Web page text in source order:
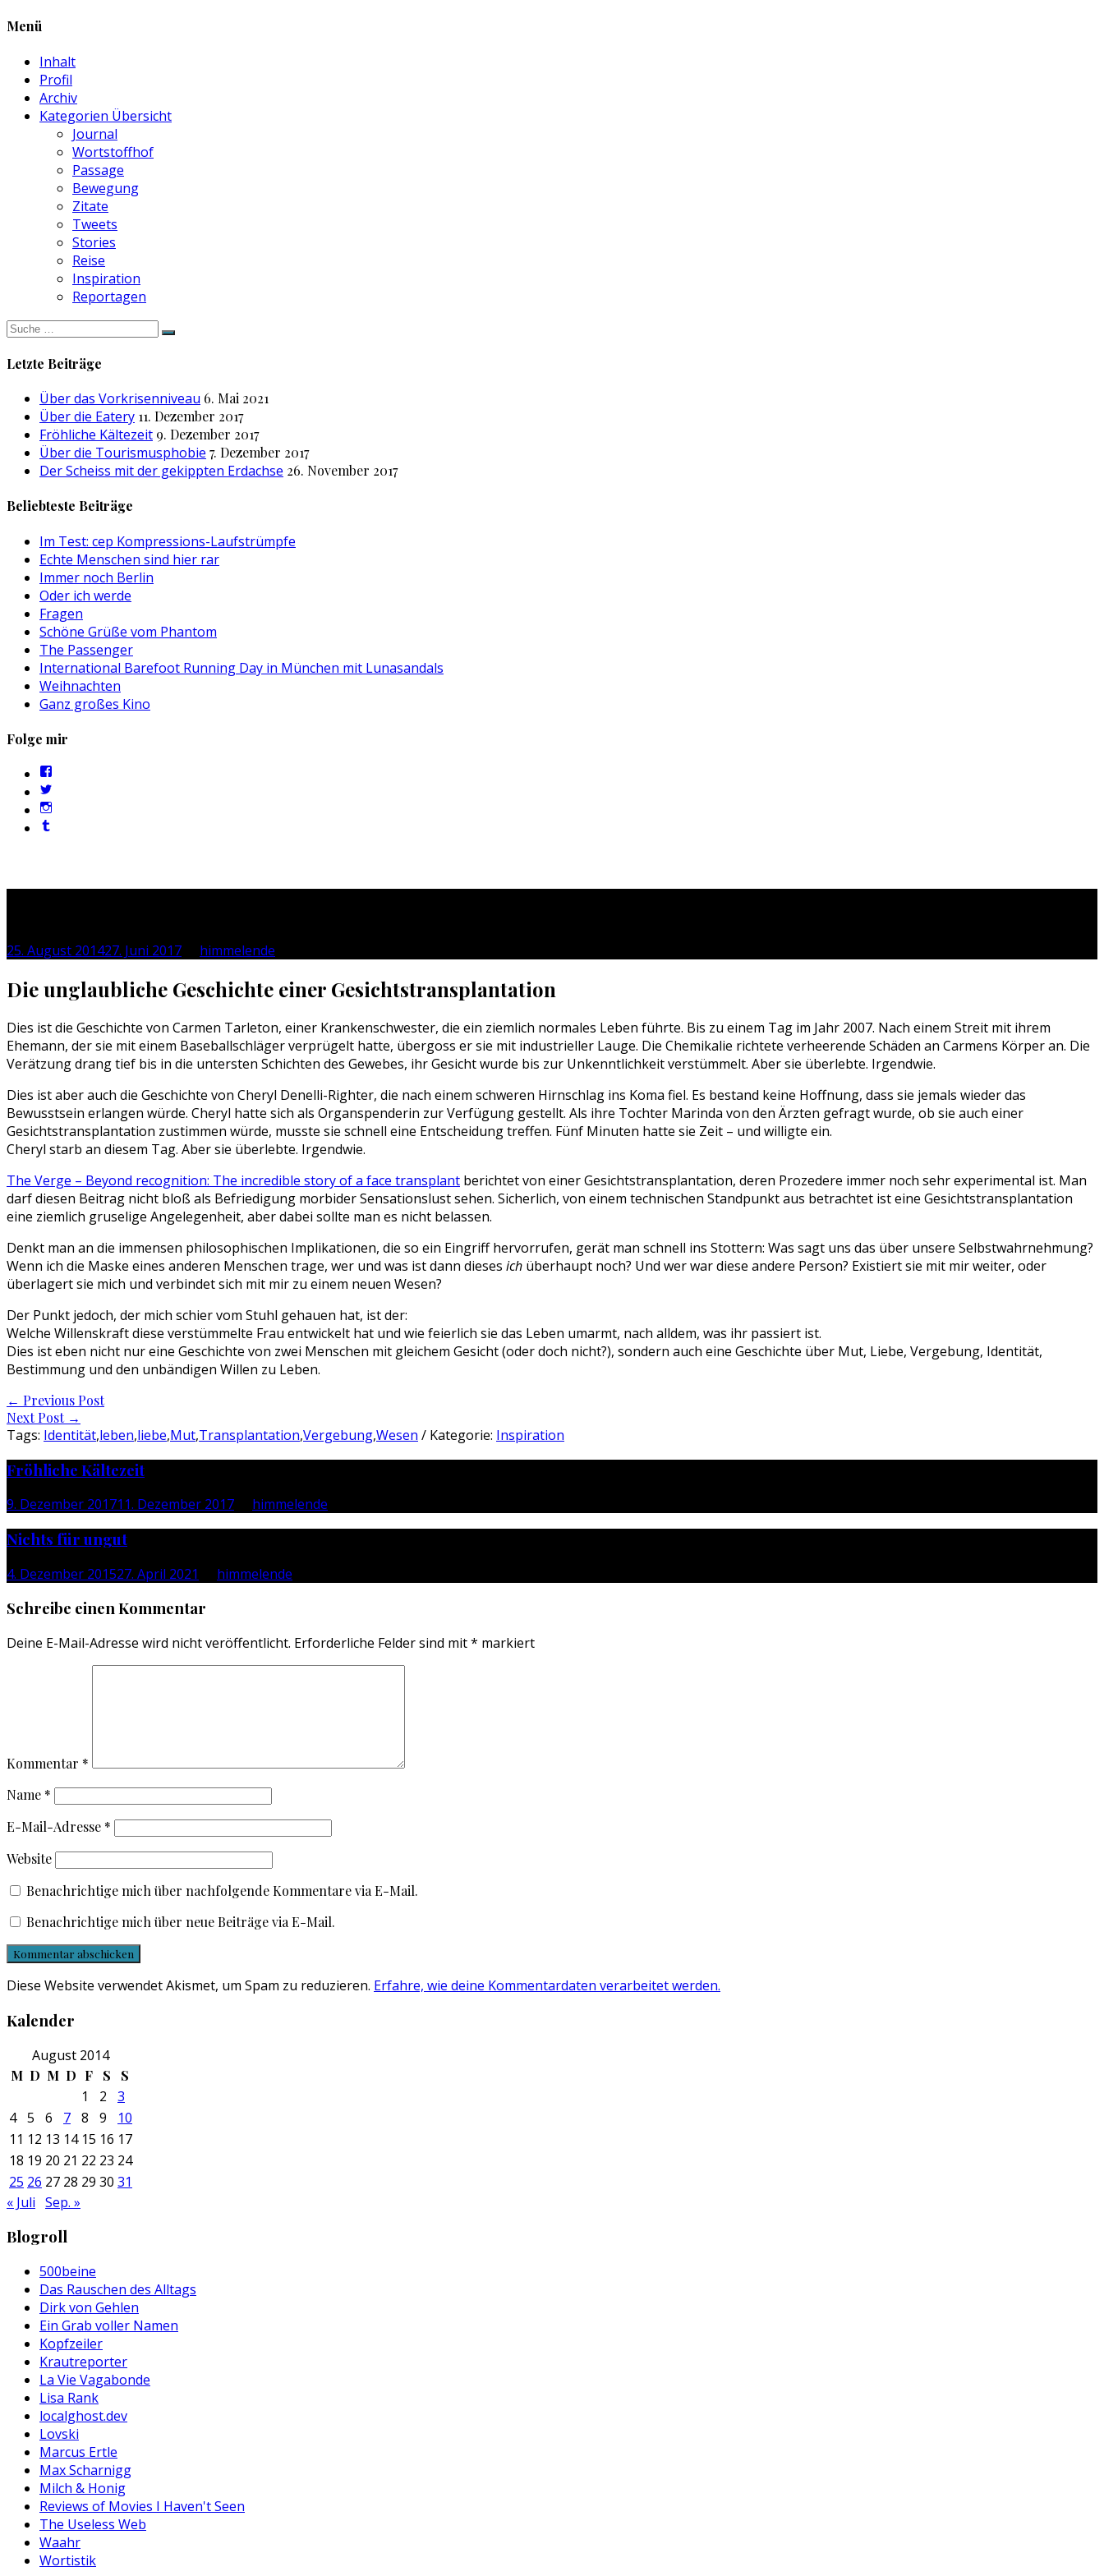
Menü
Inhalt
Profil
Archiv
Kategorien Übersicht
Journal
Wortstoffhof
Passage
Bewegung
Zitate
Tweets
Stories
Reise
Inspiration
Reportagen
Suche
nach:
Letzte Beiträge
Über das Vorkrisenniveau 6. Mai 2021
Über die Eatery 11. Dezember 2017
Fröhliche Kältezeit 9. Dezember 2017
Über die Tourismusphobie 7. Dezember 2017
Der Scheiss mit der gekippten Erdachse 26. November 2017
Beliebteste Beiträge
Im Test: cep Kompressions-Laufstrümpfe
Echte Menschen sind hier rar
Immer noch Berlin
Oder ich werde
Fragen
Schöne Grüße vom Phantom
The Passenger
International Barefoot Running Day in München mit Lunasandals
Weihnachten
Ganz großes Kino
Folge mir
anzeigen
25. August 201427. Juni 2017 himmelende
Die unglaubliche Geschichte einer Gesichtstransplantation
Dies ist die Geschichte von Carmen Tarleton, einer Krankenschwester, die ein ziemlich normales Leben führte. Bis zu einem Tag im Jahr 2007. Nach einem Streit mit ihrem
Ehemann, der sie mit einem Baseballschläger verprügelt hatte, übergoss er sie mit industrieller Lauge. Die Chemikalie richtete verheerende Schäden an Carmens Körper an. Die
Verätzung drang tief bis in die untersten Schichten des Gewebes, ihr Gesicht wurde bis zur Unkenntlichkeit verstümmelt. Aber sie überlebte. Irgendwie.
Dies ist aber auch die Geschichte von Cheryl Denelli-Righter, die nach einem schweren Hirnschlag ins Koma fiel. Es bestand keine Hoffnung, dass sie jemals wieder das
Bewusstsein erlangen würde. Cheryl hatte sich als Organspenderin zur Verfügung gestellt. Als ihre Tochter Marinda von den Ärzten gefragt wurde, ob sie auch einer
Gesichtstransplantation zustimmen würde, musste sie schnell eine Entscheidung treffen. Fünf Minuten hatte sie Zeit – und willigte ein.
Cheryl starb an diesem Tag. Aber sie überlebte. Irgendwie.
The Verge – Beyond recognition: The incredible story of a face transplant berichtet von einer Gesichtstransplantation, deren Prozedere immer noch sehr experimental ist. Man
darf diesen Beitrag nicht bloß als Befriedigung morbider Sensationslust sehen. Sicherlich, von einem technischen Standpunkt aus betrachtet ist eine Gesichtstransplantation
eine ziemlich gruselige Angelegenheit, aber dabei sollte man es nicht belassen.
Denkt man an die immensen philosophischen Implikationen, die so ein Eingriff hervorrufen, gerät man schnell ins Stottern: Was sagt uns das über unsere Selbstwahrnehmung?
Wenn ich die Maske eines anderen Menschen trage, wer und was ist dann dieses ich überhaupt noch? Und wer war diese andere Person? Existiert sie mit mir weiter, oder
überlagert sie mich und verbindet sich mit mir zu einem neuen Wesen?
Der Punkt jedoch, der mich schier vom Stuhl gehauen hat, ist der:
Welche Willenskraft diese verstümmelte Frau entwickelt hat und wie feierlich sie das Leben umarmt, nach alldem, was ihr passiert ist.
Dies ist eben nicht nur eine Geschichte von zwei Menschen mit gleichem Gesicht (oder doch nicht?), sondern auch eine Geschichte über Mut, Liebe, Vergebung, Identität,
Bestimmung und den unbändigen Willen zu Leben.
Post
navigation
← Previous Post
Next Post →
Tags: Identität,leben,liebe,Mut,Transplantation,Vergebung,Wesen / Kategorie: Inspiration
Fröhliche Kältezeit
9. Dezember 201711. Dezember 2017 himmelende
Nichts für ungut
4. Dezember 201527. April 2021 himmelende
Schreibe einen Kommentar
Deine E-Mail-Adresse wird nicht veröffentlicht. Erforderliche Felder sind mit* markiert
Kommentar *
Name *
E-Mail-Adresse *
Website
Benachrichtige mich über nachfolgende Kommentare via E-Mail.
Benachrichtige mich über neue Beiträge via E-Mail.
Diese Website verwendet Akismet, um Spam zu reduzieren. Erfahre, wie deine Kommentardaten verarbeitet werden.
Kalender
August 2014
M D M D F S S
1 2
3
4 5 6 7 8 9
10
11 12 13 14 15 16 17
18 19 20 21 22 23 24
25 26 27 28 29 30 31
« Juli Sep. »
Blogroll
500beine
Das Rauschen des Alltags
Dirk von Gehlen
Ein Grab voller Namen
Kopfzeiler
Krautreporter
La Vie Vagabonde
Lisa Rank
localghost.dev
Lovski
Marcus Ertle
Max Scharnigg
Milch & Honig
Reviews of Movies I Haven't Seen
The Useless Web
Waahr
Wortistik